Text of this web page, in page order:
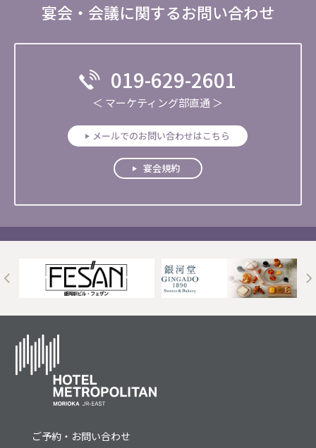
宴会・会議に関するお問い合わせ
019-629-2601
＜ マーケティング部直通 ＞
メールでのお問い合わせはこちら
宴会規約
ご予約・お問い合わせ